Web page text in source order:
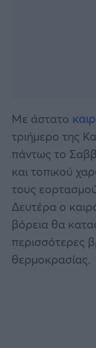
Με άστατο
τριήμερο της
πάντως το
και τοπικού
τους
Δευτέρα ο
βόρεια θα
περισσότερες
θερμοκρασίας.